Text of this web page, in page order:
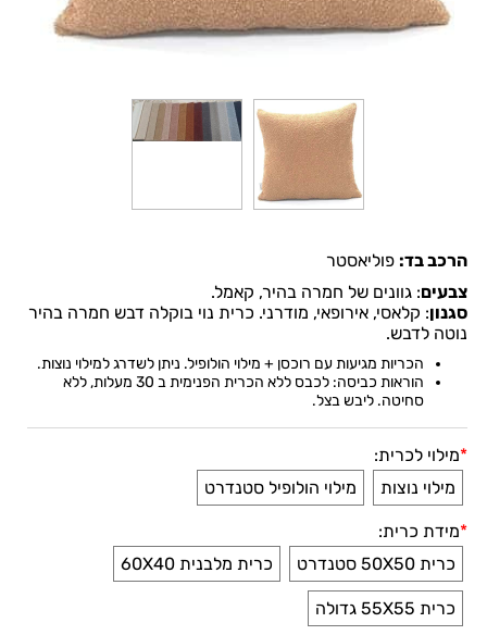
הרכב בד: פוליאסטר
צבעים: גוונים של חמרה בהיר, קאמל.
סגנון: קלאסי, אירופאי, מודרני. כרית נוי בוקלה דבש חמרה בהיר
נוטה לדבש.
הכריות מגיעות עם רוכסן + מילוי הולופיל. ניתן לשדרג למילוי נוצות.
הוראות כביסה: לכבס ללא הכרית הפנימית ב 30 מעלות, ללא
סחיטה. ליבש בצל.
*מילוי לכרית:
מילוי נוצות
מילוי הולופיל סטנדרט
*מידת כרית:
כרית 50X50 סטנדרט
כרית מלבנית 60X40
כרית 55X55 גדולה